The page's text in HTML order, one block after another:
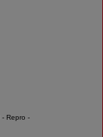
Repro -